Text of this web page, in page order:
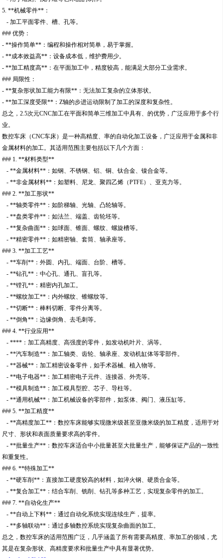
5. **机械零件**：
- 加工平面零件、槽、孔等。
### 优势：
- **操作简单**：编程和操作相对简单，易于掌握。
- **成本效益高**：设备成本低，维护费用少。
- **加工精度高**：在平面加工中，精度较高，能满足大部分工业需求。
### 局限性：
- **复杂形状加工能力有限**：无法加工复杂的立体形状。
- **加工深度受限**：Z轴的步进运动限制了加工的深度和复杂性。
总之，2.5次元CNC加工在平面和简单三维加工中具有、的优势，广泛应用于多个行
业。
数控车床（CNC车床）是一种高精度、率的自动化加工设备，广泛应用于金属和非
金属材料的加工。其适用范围主要包括以下几个方面：
### 1. **材料类型**
- **金属材料**：如钢、不锈钢、铝、铜、钛合金、镍合金等。
- **非金属材料**：如塑料、尼龙、聚四乙烯（PTFE）、亚克力等。
### 2. **加工形状**
- **轴类零件**：如阶梯轴、光轴、凸轮轴等。
- **盘类零件**：如法兰、端盖、齿轮坯等。
- **复杂曲面**：如球面、锥面、螺纹、螺旋槽等。
- **精密零件**：如精密轴、套筒、轴承座等。
### 3. **加工工艺**
- **车削**：外圆、内孔、端面、台阶、槽等。
- **钻孔**：中心孔、通孔、盲孔等。
- **镗孔**：精密内孔加工。
- **螺纹加工**：内外螺纹、锥螺纹等。
- **切断**：棒料切断、零件分离等。
- **倒角**：边缘倒角、去毛刺等。
### 4. **行业应用**
- ****：加工高精度、高强度的零件，如发动机叶片、涡等。
- **汽车制造**：加工轴类、齿轮、轴承座、发动机缸体等零部件。
- **器械**：加工精密设备零件，如手术器械、植入物等。
- **电子电器**：加工精密电子元件、连接器、外壳等。
- **模具制造**：加工模具型腔、芯子、导柱等。
- **通用机械**：加工机械设备的零部件，如泵体、阀门、液压缸等。
### 5. **加工精度**
- **高精度加工**：数控车床能够实现微米级甚至亚微米级的加工精度，适用于对
尺寸、形状和表面质量要求高的零件。
- **批量生产**：数控车床适合中小批量甚至大批量生产，能够保证产品的一致性
和重复性。
### 6. **特殊加工**
- **硬车削**：直接加工硬度较高的材料，如淬火钢、硬质合金等。
- **复合加工**：结合车削、铣削、钻孔等多种工艺，实现复杂零件的加工。
### 7. **自动化生产**
- **自动上下料**：通过自动化系统实现连续生产，提率。
- **多轴联动**：通过多轴数控系统实现复杂曲面的加工。
总之，数控车床的适用范围广泛，几乎涵盖了所有需要高精度、率加工的领域，尤
其是在复杂形状、高精度要求和批量生产中具有显著优势。